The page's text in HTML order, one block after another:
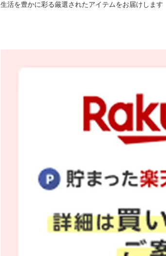
生活を豊かに彩る厳選されたアイテムをお届けします